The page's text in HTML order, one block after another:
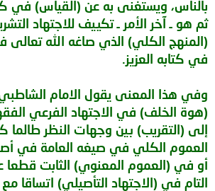
بالناس، ويستغنى به عن (القياس) في
ثم هو ـ آخر الأمر ـ تكييف للاجتهاد
(المنهج الكلي) الذي صاغه الله تعالى
في كتابه العزيز.
وفي هذا المعنى يقول الامام
(هوة الخلف) في الاجتهاد الفرعي
إلى (التقريب) بين وجهات النظر طالما
العموم الكلي في صيغه العامة في
أو في (العموم المعنوي) الثابت قطعا
التام في (الاجتهاد التأصيلي) اتساقا